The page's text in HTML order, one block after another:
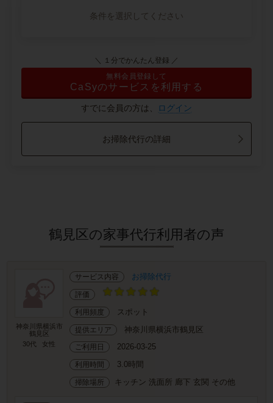
条件を選択してください
＼ １分でかんたん登録 ／
無料会員登録して
CaSyのサービスを利用する
すでに会員の方は、 ログイン
お掃除代行の詳細
鶴見区の家事代行利用者の声
神奈川県横浜市
鶴見区
30代
女性
サービス内容 お掃除代行
評価
利用頻度 スポット
提供エリア 神奈川県横浜市鶴見区
ご利用日 2026-03-25
利用時間 3.0時間
掃除場所 キッチン 洗面所 廊下 玄関 その他